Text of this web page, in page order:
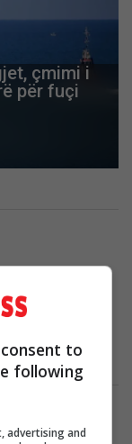
Lajmet e
për
to
following
advertising and